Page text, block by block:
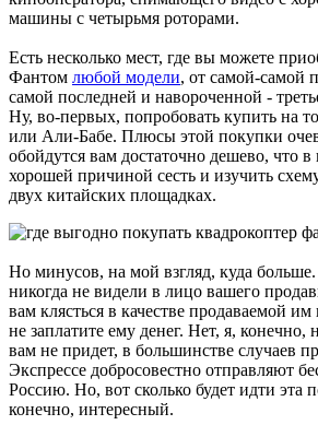
машины с четырьмя роторами.
Есть несколько мест, где вы можете
Фантом любой модели, от самой-самой
самой последней и навороченной -
Ну, во-первых, попробовать купить на
или Али-Бабе. Плюсы этой покупки
обойдутся вам достаточно дешево, что в
хорошей причиной сесть и изучить
двух китайских площадках.
Но минусов, на мой взгляд, куда
никогда не видели в лицо вашего
вам клясться в качестве продаваемой
не заплатите ему денег. Нет, я, конечно,
вам не придет, в большинстве случаев
Экспрессе добросовестно отправляют
Россию. Но, вот сколько будет идти эта
конечно, интересный.